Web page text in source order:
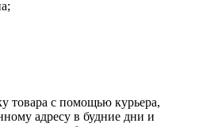
товара с помощью курьера,
адресу в будние дни и